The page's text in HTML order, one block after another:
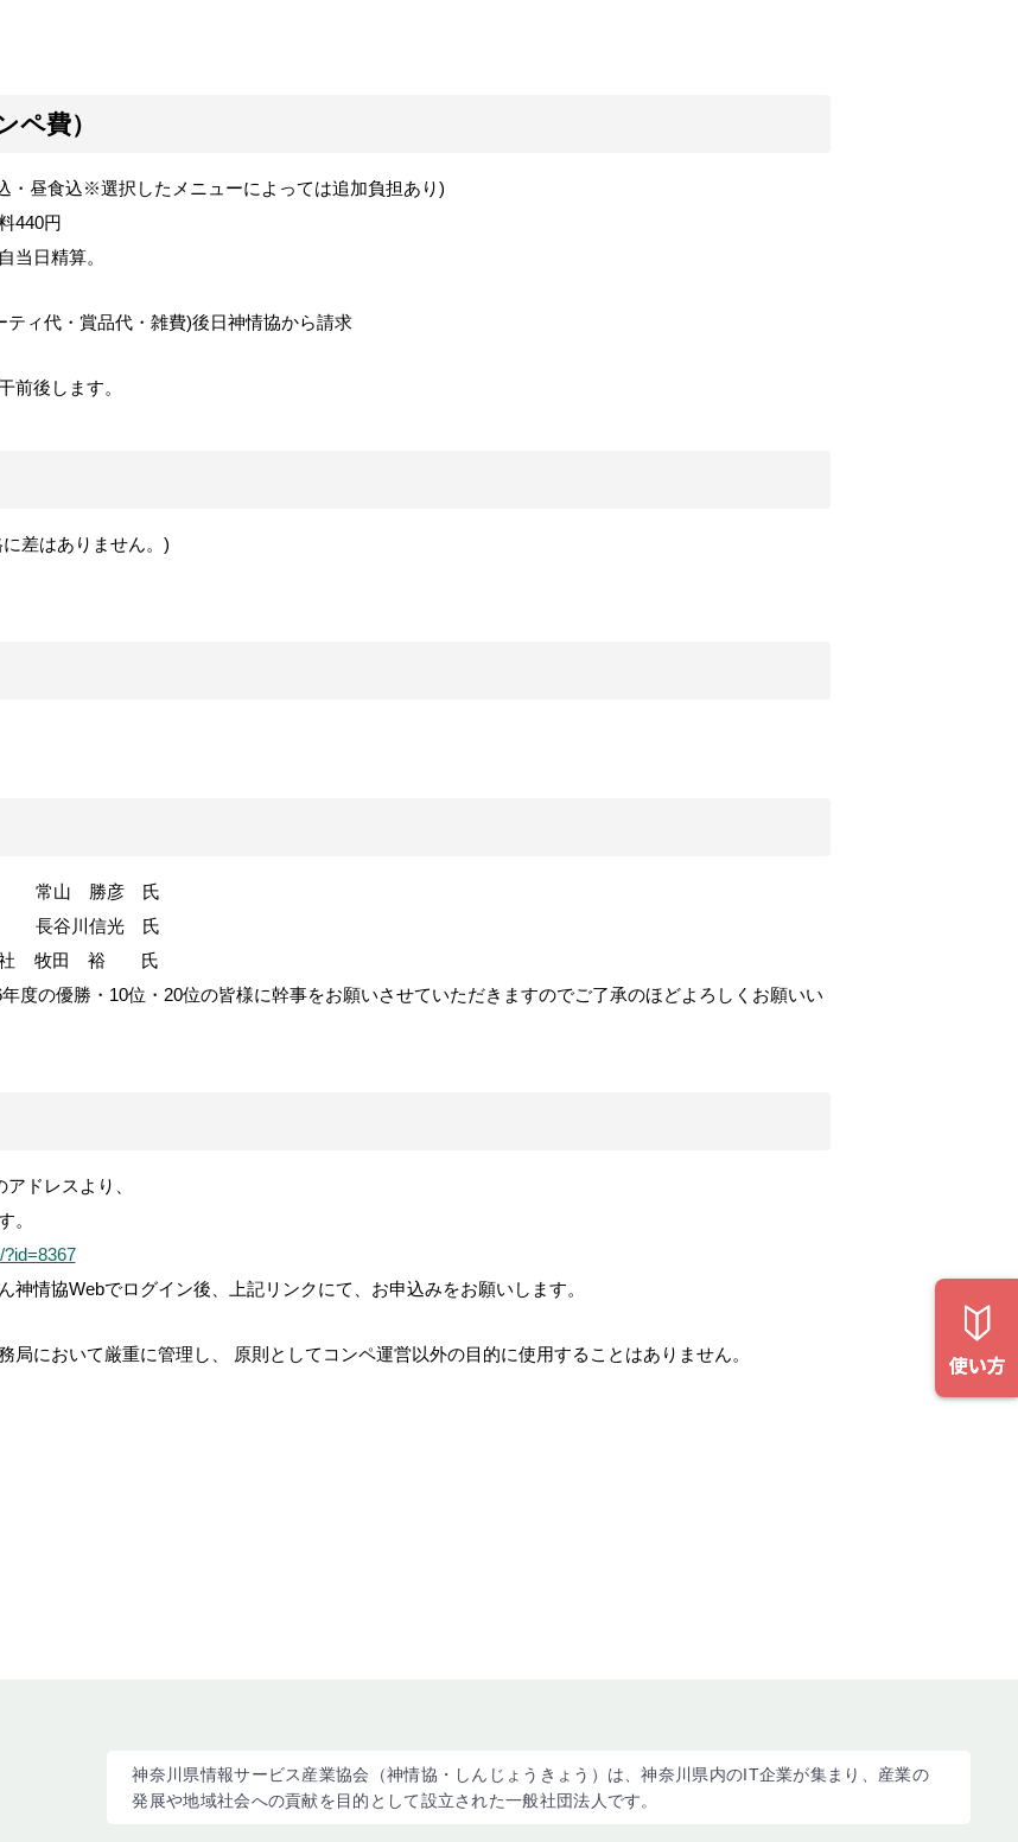
ペ費）
込※選択したメニューによっては追加負担あり)
円
当日精算。
ィ代・賞品代・雑費)後日神情協から請求
前後します。
差はありません。)
山 勝彦 氏
長谷川信光 氏
会社 牧田 裕 氏
度の優勝・10位・20位の皆様に幹事をお願いさせていただきますのでご了承のほどよろしくお願いい
ドレスより、
。
情協Webでログイン後、上記リンクにて、お申込みをお願いします。
において厳重に管理し、 原則としてコンペ運営以外の目的に使用することはありません。
神奈川県情報サービス産業協会（神情協・しんじょうきょう）は、神奈川県内のIT企業が集まり、産業の
発展や地域社会への貢献を目的として設立された一般社団法人です。